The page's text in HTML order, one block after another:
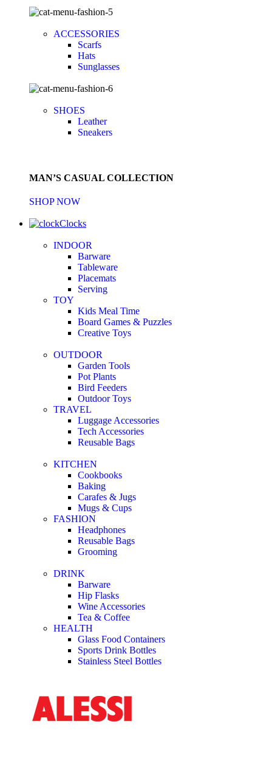
ACCESSORIES
Scarfs
Hats
Sunglasses
SHOES
Leather
Sneakers
MAN’S CASUAL COLLECTION
SHOP NOW
Clocks
INDOOR
Barware
Tableware
Placemats
Serving
TOY
Kids Meal Time
Board Games & Puzzles
Creative Toys
OUTDOOR
Garden Tools
Pot Plants
Bird Feeders
Outdoor Toys
TRAVEL
Luggage Accessories
Tech Accessories
Reusable Bags
KITCHEN
Cookbooks
Baking
Carafes & Jugs
Mugs & Cups
FASHION
Headphones
Reusable Bags
Grooming
DRINK
Barware
Hip Flasks
Wine Accessories
Tea & Coffee
HEALTH
Glass Food Containers
Sports Drink Bottles
Stainless Steel Bottles